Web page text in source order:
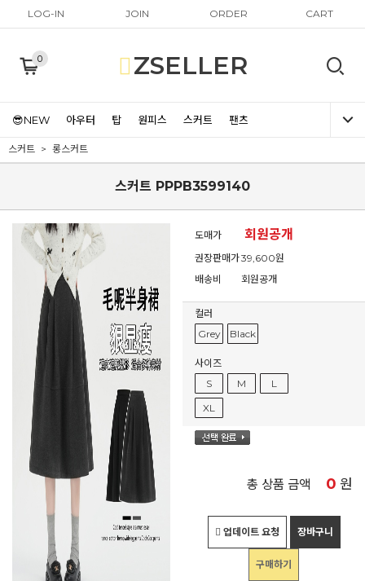
LOG-IN JOIN ORDER CART
0 ZSELLER
😎NEW 아우터 탑 원피스 스커트 팬츠
스커트 롱스커트
스커트 PPPB3599140
도매가 회원공개
권장판매가39,600원
배송비
회원공개
컬러
Grey
Black
사이즈
S
M
L
XL
총 상품 금액 0 원
업데이트 요청 장바구니
구매하기